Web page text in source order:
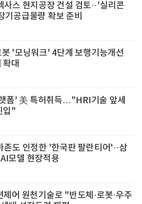
스 현지공장 건설 검토··'실리콘
기공급물량 확보 준비
'모닝워크' 4단계 보행기능개선
대
폼' 美 특허취득…"HRI기술 앞세
입"
존도 인정한 '한국판 팔란티어'··삼
모델 현장적용
어 원천기술로 "반도체·로봇·우주